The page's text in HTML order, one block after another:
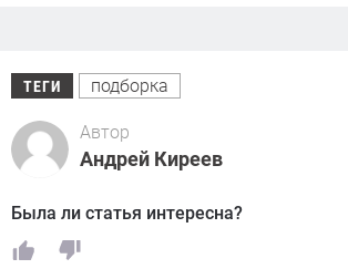
ТЕГИ подборка
Автор
Андрей Киреев
Была ли статья интересна?